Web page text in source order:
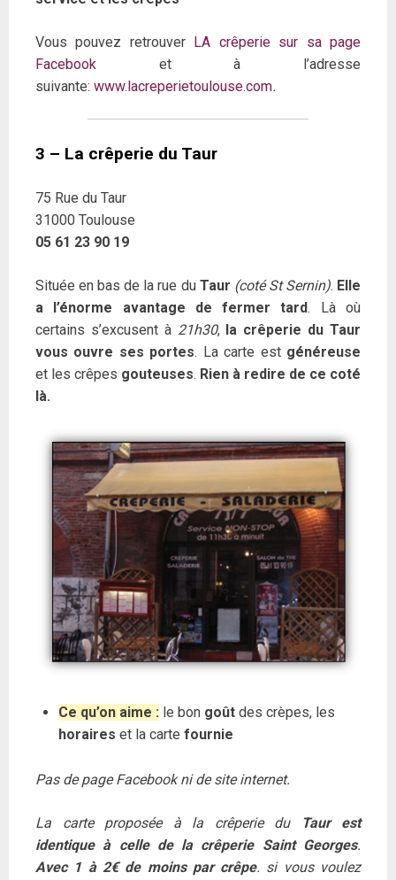
Vous pouvez retrouver
LA crêperie sur sa page
Facebook et à l’adresse
suivante: www.lacreperietoulouse.com.
3 – La crêperie du Taur
75 Rue du Taur
31000 Toulouse
05 61 23 90 19
Située en bas de la rue du Taur (coté St Sernin). Elle
a l’énorme avantage de fermer tard. Là où
certains s’excusent à 21h30, la crêperie du Taur
vous ouvre ses portes. La carte est généreuse
et les crêpes gouteuses. Rien à redire de ce coté
là.
Ce qu’on aime : le bon goût des crèpes, les
horaires et la carte fournie
Pas de page Facebook ni de site internet.
La carte proposée à la crêperie du
Taur est
identique à celle de la crêperie Saint Georges.
Avec 1 à 2€ de moins par crêpe. si vous voulez